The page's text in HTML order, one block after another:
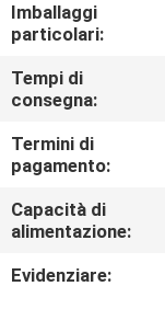
CONTATTICI
NOTIZIE
RICHIEDA
UNA
CITAZIONE
Imballaggi
particolari:
Tempi di
consegna:
Termini di
pagamento:
Capacità di
alimentazione:
Evidenziare: